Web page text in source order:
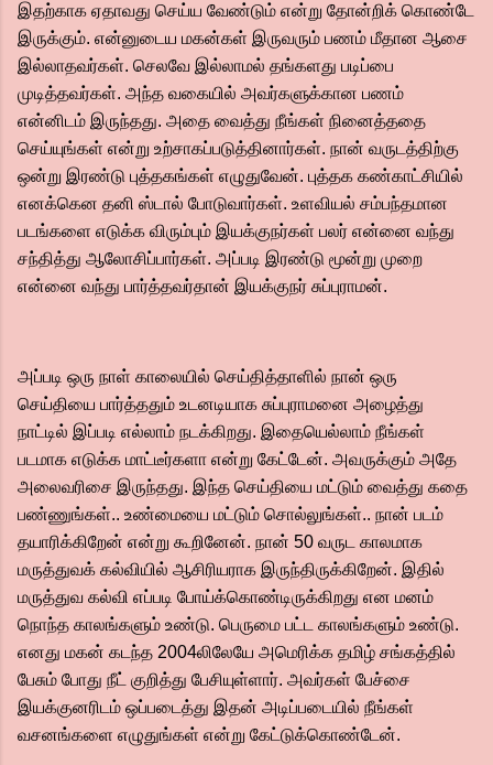
இதற்காக ஏதாவது செய்ய வேண்டும் என்று தோன்றிக் கொண்டே
இருக்கும். என்னுடைய மகன்கள் இருவரும் பணம் மீதான ஆசை
இல்லாதவர்கள். செலவே இல்லாமல் தங்களது படிப்பை
முடித்தவர்கள். அந்த வகையில் அவர்களுக்கான பணம்
என்னிடம் இருந்தது. அதை வைத்து நீங்கள் நினைத்ததை
செய்யுங்கள் என்று உற்சாகப்படுத்தினார்கள். நான் வருடத்திற்கு
ஒன்று இரண்டு புத்தகங்கள் எழுதுவேன். புத்தக கண்காட்சியில்
எனக்கென தனி ஸ்டால் போடுவார்கள். உளவியல் சம்பந்தமான
படங்களை எடுக்க விரும்பும் இயக்குநர்கள் பலர் என்னை வந்து
சந்தித்து ஆலோசிப்பார்கள். அப்படி இரண்டு மூன்று முறை
என்னை வந்து பார்த்தவர்தான் இயக்குநர் சுப்புராமன்.
அப்படி ஒரு நாள் காலையில் செய்தித்தாளில் நான் ஒரு
செய்தியை பார்த்ததும் உடனடியாக சுப்புராமனை அழைத்து
நாட்டில் இப்படி எல்லாம் நடக்கிறது. இதையெல்லாம் நீங்கள்
படமாக எடுக்க மாட்டீர்களா என்று கேட்டேன். அவருக்கும் அதே
அலைவரிசை இருந்தது. இந்த செய்தியை மட்டும் வைத்து கதை
பண்ணுங்கள்.. உண்மையை மட்டும் சொல்லுங்கள்.. நான் படம்
தயாரிக்கிறேன் என்று கூறினேன். நான் 50 வருட காலமாக
மருத்துவக் கல்வியில் ஆசிரியராக இருந்திருக்கிறேன். இதில்
மருத்துவ கல்வி எப்படி போய்க்கொண்டிருக்கிறது என மனம்
நொந்த காலங்களும் உண்டு. பெருமை பட்ட காலங்களும் உண்டு.
எனது மகன் கடந்த 2004லிலேயே அமெரிக்க தமிழ் சங்கத்தில்
பேசும் போது நீட் குறித்து பேசியுள்ளார். அவர்கள் பேச்சை
இயக்குனரிடம் ஒப்படைத்து இதன் அடிப்படையில் நீங்கள்
வசனங்களை எழுதுங்கள் என்று கேட்டுக்கொண்டேன்.